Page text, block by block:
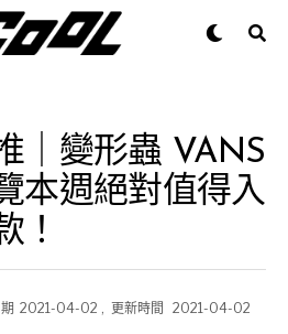
｜變形蟲 VANS
本週絕對值得入
！
2021-04-02 , 更新時間 2021-04-02